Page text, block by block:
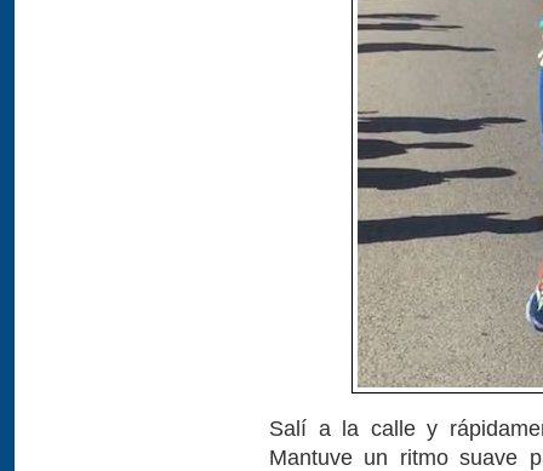
Salí a la calle y
Mantuve un ritmo suave